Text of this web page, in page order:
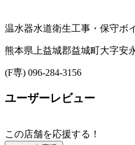
温水器水道衛生工事・保守ボ
熊本県上益城郡益城町大字安
(F専) 096-284-3156
ユーザーレビュー
この店舗を応援する！